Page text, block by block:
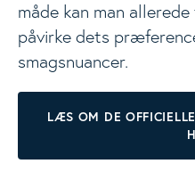
måde kan man
påvirke dets
smagsnuancer.
LÆS OM DE